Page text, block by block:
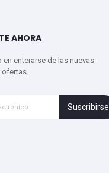
AHORA
en enterarse de las nuevas
ofertas.
Suscribirse